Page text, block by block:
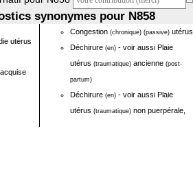
synonymes pour N858
utérus
Congestion (chronique) (passive) utérus
Déchirure (en) - voir aussi Plaie
utérus (traumatique) ancienne (post-
partum)
Déchirure (en) - voir aussi Plaie
utérus (traumatique) non puerpérale,